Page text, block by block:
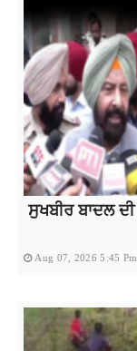
ਸੁਖਬੀਰ ਬਾਦਲ
Aug 07, 2026 5:45 Pm